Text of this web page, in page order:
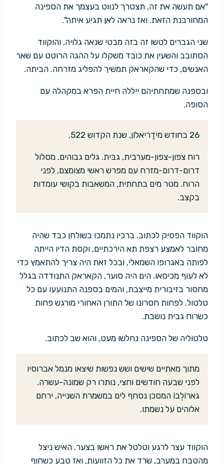
"אם תעשה את זה, תצטרך לנווט בעצמך את הספינה
המחורבנת הזאת. ואז נראה לאן תגיע איתה".
שני הגברים לטשו זה בזה מבטי שנאה גלויה, והוקווד
הסתובב והשעין את כובד משקלו על ההגה הרוטט עם שאר
האנשים, כדי שהקאראק תמשיך להפליג מזרחה. הביתה.
ובספנה שמתחתיהם ייללה חיית הפרא במקהלה עם
הסופה.
26 בחודש מידֶריאלוֹן, שנת הקדוש 522.
רוח צפון-צפון-מערבית, גבּית. גלים גבוהים. מסלול
דרום-דרום-מזרח עם מפרש ראשי מצומצם, לפני
הרוח. מטר מים בתחתית, המשאבות בקושי עומדות
בקצב.
הוקווד הפסיק לכתוב. ברכיו נתמכו בשולחן כבד שהיה
מחובר לאמצע רצפת תא הירכתיים, וקסת הדיו הייתה
לפותה באגרופו השמאלי, ובכל זאת היה צריך להתאמץ כדי
לא לעוף מכיסאו. הים היה סוער, הקאראק התנודדה בגלל
מחסור בזיבּורית מייצבת, והמים בספנה התנועעו עם כל
טלטול. לפחות חסרונו של התורן האחורי מורגש פחות
כשרוח גבית נושבת.
טלטוליה של הספינה נחלשו מעט, והוא שב לכתוב.
מתוך מאתיים שישים ושש נפשות שיצאו מנמל אברוסיו
לפני שבעה חודשים וחצי, נותרו רק שמונה-עשרה.
גארוֹלְבוֹ המסכן נסחף לים במשמרת השנייה, ירחם
אלוהים על נשמתו.
הוקווד עצר לרגע וטלטל את ראשו בצער. האיש ניצל
מהטֶבח במערב, שרד את כל הזוועות, ואז טבע כשחוף